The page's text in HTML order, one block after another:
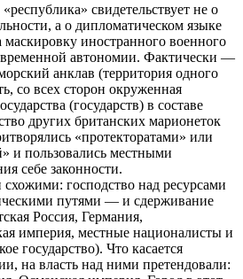
свидетельствует не о
а о дипломатическом языке
иностранного военного
автономии. Фактически —
анклав (территория одного
со всех сторон окруженная
(государств) в составе
других британских марионеток
«протекторатами» или
и пользовались местными
себе законности.
господство над ресурсами
путями — и сдерживание
Россия, Германия,
империя, местные националисты и
государство). Что касается
на власть над ними претендовали: